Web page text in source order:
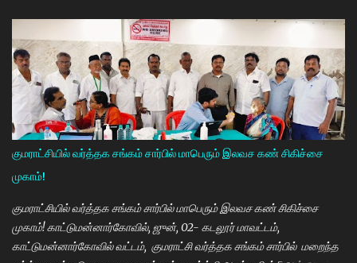
கல்வியில் சிறந்து விளங்க வேண்டும் என்பதற்காக முதலமைச்சர்
மு.க.ஸ்டாலின் அதிக முயற்சி எடுத்து கல்வியும். மருத்துவமும் எனது இரு
கண்கள் என முதலமைச்சர் கூறி வருகிறார். எத்தனையோ
மாணவியர்களுக்கு கிடைக்காத வாய்ப்பு உங்களுக்கு கிடைத்திருக்கிறது.
முன்பு 8 ம் வகுப்பு அல்லது 10 ம் வகுப்பிலேயே மாணவியர்களின்
பள்ளிப்படிப்பை நிறுத்தும் நிலையை மாற்றி, பெண் குழந்தைகள் கல்லூரி
வரை படிக்க வேண்டும். அவர்களுக்கு உயர்கல்வி மிக அவசியம் என்பதில்
அதிக முயற்சி எடுத்து வருகிறார்கள். உயர்கல்வி படிக்கின்ற
மாணவியர்களுக்கு மாதந்தோறும் ரூ.1000 வழங்கும் புதுமைப்பெண்
திட்டத்தை செயல்படுத்தி வருகிறார். எதிர்கால தலைவர்களான மாணவர்க...
குமராட்சியில் வர்த்தக சங்கம் சார்பில் மாபெரும் இலவச கண் சிகிச்சை
முகாம்!
குமராட்சியில் வர்த்தக சங்கம் சார்பில் மாபெரும் இலவச கண் சிகிச்சை
முகாம்! காட்டுமன்னார்கோவில், ஜுன், 02- கடலூர் மாவட்டம்,
காட்டுமன்னார்கோவில் வட்டம், குமராட்சி வர்த்தக சங்கம் சார்பில் மறைந்த